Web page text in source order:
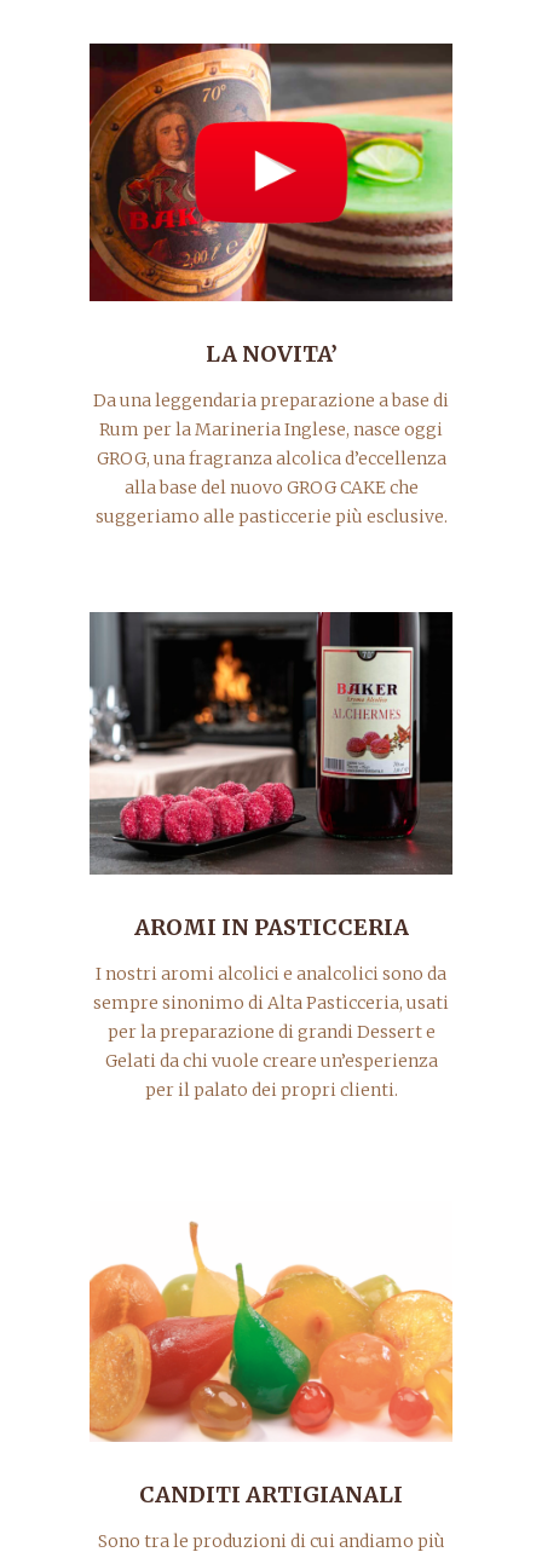
LA NOVITA’
Da una leggendaria preparazione a base di
Rum per la Marineria Inglese, nasce oggi
GROG, una fragranza alcolica d’eccellenza
alla base del nuovo GROG CAKE che
suggeriamo alle pasticcerie più esclusive.
AROMI IN PASTICCERIA
I nostri aromi alcolici e analcolici sono da
sempre sinonimo di Alta Pasticceria, usati
per la preparazione di grandi Dessert e
Gelati da chi vuole creare un’esperienza
per il palato dei propri clienti.
CANDITI ARTIGIANALI
Sono tra le produzioni di cui andiamo più